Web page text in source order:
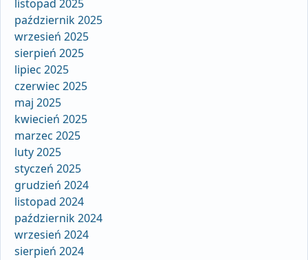
listopad 2025
październik 2025
wrzesień 2025
sierpień 2025
lipiec 2025
czerwiec 2025
maj 2025
kwiecień 2025
marzec 2025
luty 2025
styczeń 2025
grudzień 2024
listopad 2024
październik 2024
wrzesień 2024
sierpień 2024